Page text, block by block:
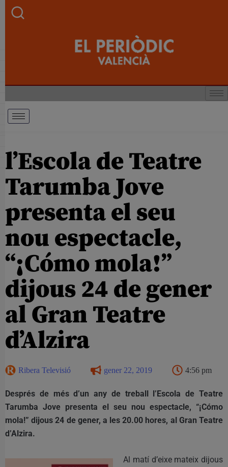
l’Escola de Teatre
Tarumba Jove
presenta el seu
nou espectacle,
“¡Cómo mola!”
dijous 24 de gener
al Gran Teatre
d’Alzira
Ribera Televisió gener 22, 2019 4:56 pm
Després de més d’un any de treball l’Escola de Teatre
Tarumba Jove presenta el seu nou espectacle, “¡Cómo
mola!” dijous 24 de gener, a les 20.00 hores, al Gran Teatre
d’Alzira.
Al matí d’eixe mateix dijous